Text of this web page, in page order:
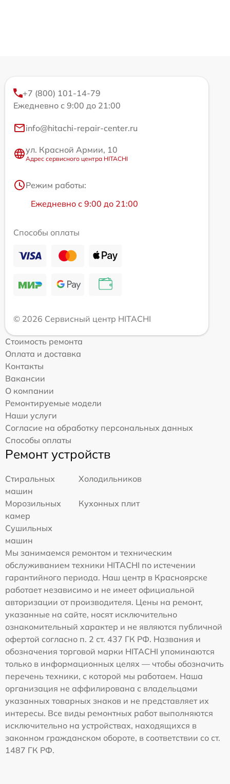
+7 (800) 101-14-79
Ежедневно с 9:00 до 21:00
info@hitachi-repair-center.ru
ул. Красной Армии, 10
Адрес сервисного центра HITACHI
Режим работы:
Ежедневно с 9:00 до 21:00
Способы оплаты
© 2026 Сервисный центр HITACHI
Стоимость ремонта
Оплата и доставка
Контакты
Вакансии
О компании
Ремонтируемые модели
Наши услуги
Согласие на обработку персональных данных
Способы оплаты
Ремонт устройств
Стиральных
машин
Холодильников
Морозильных
камер
Кухонных плит
Сушильных
машин
Мы занимаемся ремонтом и техническим
обслуживанием техники HITACHI по истечении
гарантийного периода. Наш центр в Красноярске
работает независимо и не имеет официальной
авторизации от производителя. Цены на ремонт,
указанные на сайте, носят исключительно
ознакомительный характер и не являются публичной
офертой согласно п. 2 ст. 437 ГК РФ. Названия и
обозначения торговой марки HITACHI упоминаются
только в информационных целях — чтобы обозначить
перечень техники, с которой мы работаем. Наша
организация не аффилирована с владельцами
указанных товарных знаков и не представляет их
интересы. Все виды ремонтных работ выполняются
исключительно на устройствах, находящихся в
законном гражданском обороте, в соответствии со ст.
1487 ГК РФ.